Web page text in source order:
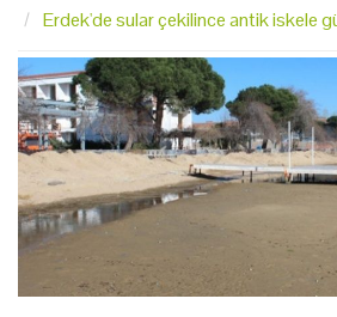
Erdek'de sular çekilince antik iskele